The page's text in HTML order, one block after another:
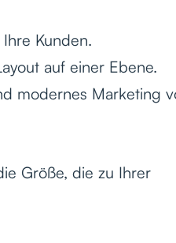
Kunden.
auf einer Ebene.
modernes Marketing
Größe, die zu Ihrer